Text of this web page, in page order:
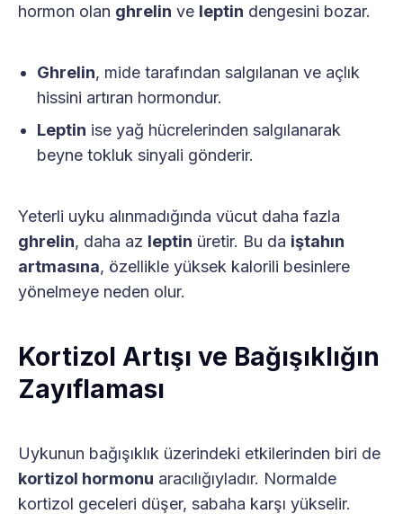
hormon olan ghrelin ve leptin dengesini bozar.
Ghrelin, mide tarafından salgılanan ve açlık
hissini artıran hormondur.
Leptin ise yağ hücrelerinden salgılanarak
beyne tokluk sinyali gönderir.
Yeterli uyku alınmadığında vücut daha fazla
ghrelin, daha az leptin üretir. Bu da iştahın
artmasına, özellikle yüksek kalorili besinlere
yönelmeye neden olur.
Kortizol Artışı ve Bağışıklığın
Zayıflaması
Uykunun bağışıklık üzerindeki etkilerinden biri de
kortizol hormonu aracılığıyladır. Normalde
kortizol geceleri düşer, sabaha karşı yükselir.